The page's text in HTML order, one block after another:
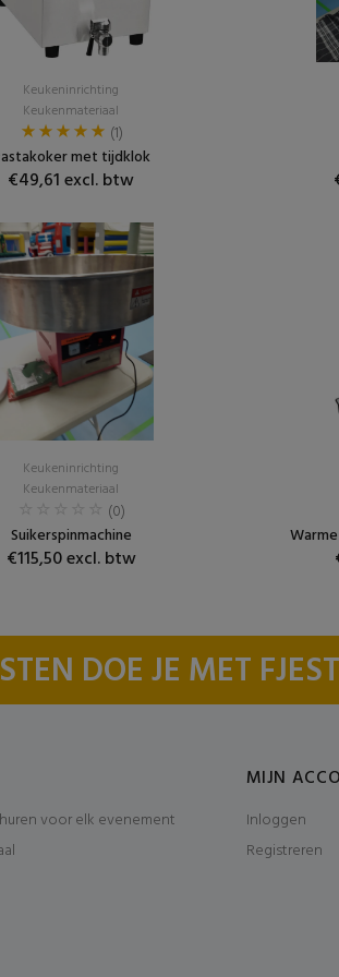
Keukeninrichting
Keukenmateriaal
(1)
met tijdklok
€49,61 excl. btw
Keukeninrichting
Keukenmateriaal
(0)
Suikerspinmachine
€115,50 excl. btw
DOE JE MET
voor elk evenement
MIJN
Inloggen
Registreren